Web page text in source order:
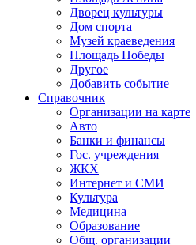
Дворец культуры
Дом спорта
Музей краеведения
Площадь Победы
Другое
Добавить событие
Справочник
Организации на карте
Авто
Банки и финансы
Гос. учреждения
ЖКХ
Интернет и СМИ
Культура
Медицина
Образование
Общ. организации